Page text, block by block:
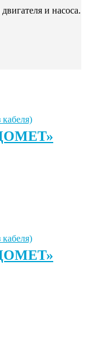
и насоса.